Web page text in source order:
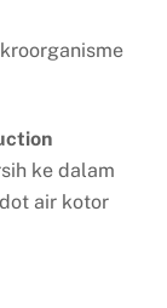
ke dalam
air kotor